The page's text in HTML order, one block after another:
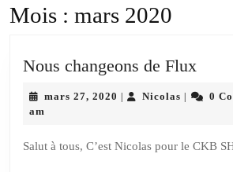
Mois : mars 2020
Nous changeons de FluxNous
de
mars 27, 2020 marsNicolas Nicolas
0
am
Salut à tous, C’est Nicolas pour le CKB